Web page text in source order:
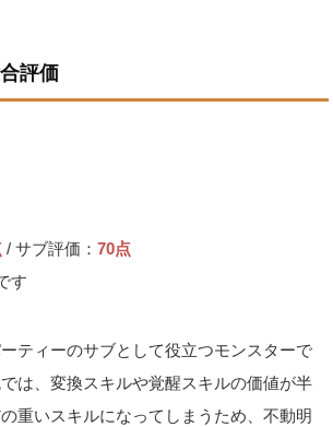
評価
/ サブ評価：70点
す
ティーのサブとして役立つモンスターで
は、変換スキルや覚醒スキルの価値が半
重いスキルになってしまうため、不動明